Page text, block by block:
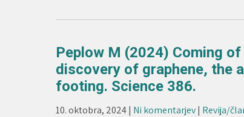
Peplow M (2024) Coming
discovery of graphene, the
footing. Science 386.
10. oktobra, 2024| Ni komentarjev| Revija/